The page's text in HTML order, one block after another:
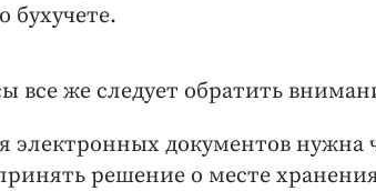
бухучете.
все же следует обратить
электронных документов нужна
решение о месте